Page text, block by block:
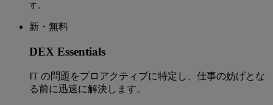
す。
新・無料
DEX Essentials
IT の問題をプロアクティブに特定し、仕事の妨げとな
る前に迅速に解決します。